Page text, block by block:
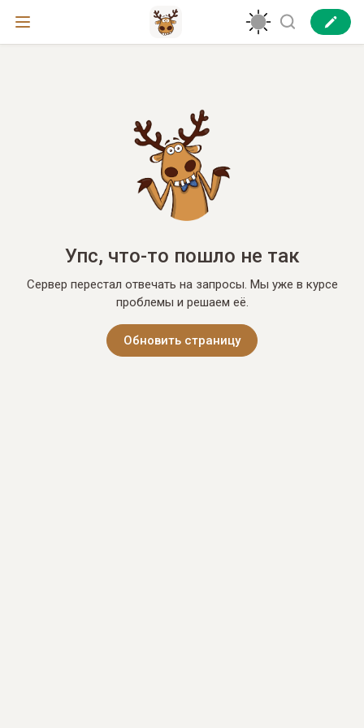
Упс, что-то пошло не так
Сервер перестал отвечать на запросы. Мы уже в курсе
проблемы и решаем её.
Обновить страницу